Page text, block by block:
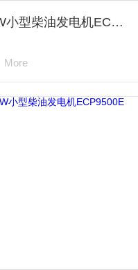
开架式8KW小型柴油发电机ECP9500E
More